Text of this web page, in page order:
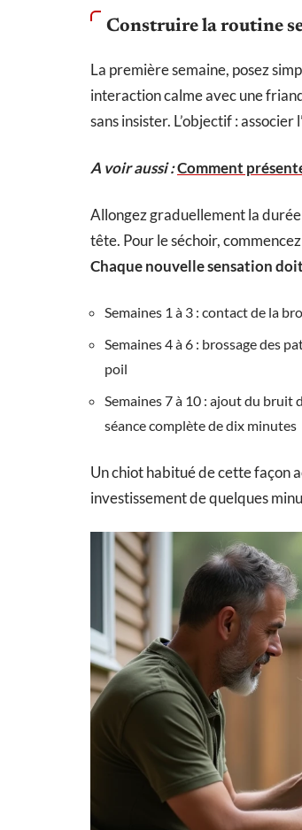
Construire la routine
La première semaine, posez
interaction calme avec une
sans insister. L’objectif :
A voir aussi :Comment
Allongez graduellement la
tête. Pour le séchoir,
Chaque nouvelle sensation
Semaines 1 à 3 : contact de la
Semaines 4 à 6 : brossage des
poil
Semaines 7 à 10 : ajout du bruit
séance complète de dix minutes
Un chiot habitué de cette façon
investissement de quelques